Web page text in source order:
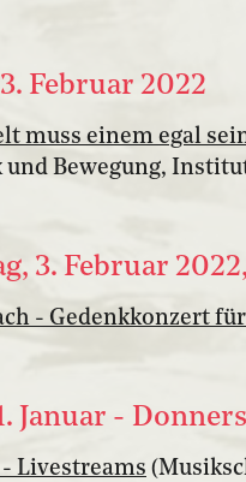
Februar 2022
muss einem egal
und Bewegung,
3. Februar
- Gedenkkonzert
Januar -
Livestreams